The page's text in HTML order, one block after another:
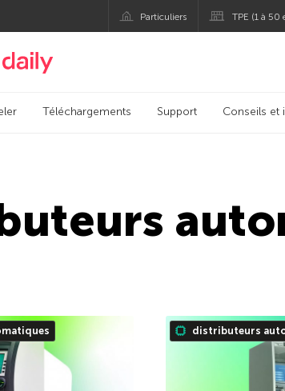
Particuliers TPE (1 à 50
officiel de Kaspersky
Téléchargements Support Conseils et
distributeurs